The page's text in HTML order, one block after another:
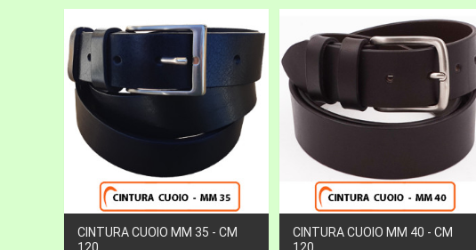
CINTURA CUOIO MM 35 - CM
CINTURA CUOIO MM 40 - CM